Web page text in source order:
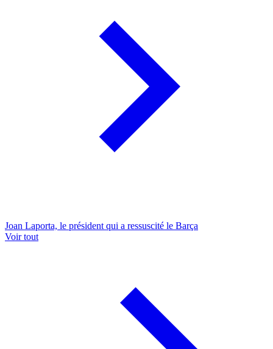
Joan Laporta, le président qui a ressuscité le Barça
Voir tout